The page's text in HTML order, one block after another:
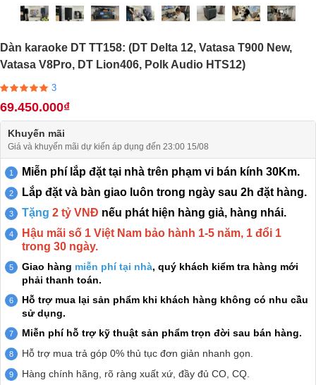
Dàn karaoke DT TT158: (DT Delta 12, Vatasa T900 New,
Vatasa V8Pro, DT Lion406, Polk Audio HTS12)
3
69.450.000₫
Khuyến mãi
Giá và khuyến mãi dự kiến áp dụng đến 23:00 15/08
Miễn phí lắp đặt tại nhà trên phạm vi bán kính 30Km.
Lắp đặt và bàn giao luôn trong ngày sau 2h đặt hàng.
Tặng 2 tỷ VNĐ nếu phát hiện hàng giả, hàng nhái.
Hậu mãi số 1 Việt Nam bảo hành 1-5 năm, 1 đổi 1
trong 30 ngày.
Giao hàng miễn phí tại nhà, quý khách kiểm tra hàng mới
phải thanh toán.
Hỗ trợ mua lại sản phẩm khi khách hàng không có nhu cầu
sử dụng.
Miễn phí hỗ trợ kỹ thuật sản phẩm trọn đời sau bán hàng.
Hỗ trợ mua trả góp 0% thủ tục đơn giản nhanh gọn.
Hàng chính hãng, rõ ràng xuất xứ, đầy đủ CO, CQ.